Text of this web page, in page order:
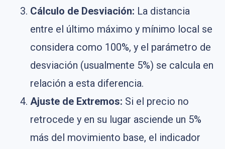
Cálculo de Desviación: La distancia
entre el último máximo y mínimo local se
considera como 100%, y el parámetro de
desviación (usualmente 5%) se calcula en
relación a esta diferencia.
Ajuste de Extremos: Si el precio no
retrocede y en su lugar asciende un 5%
más del movimiento base, el indicador